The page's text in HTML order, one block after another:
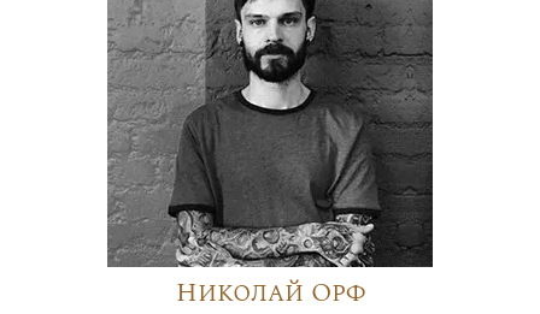
Николай Орф